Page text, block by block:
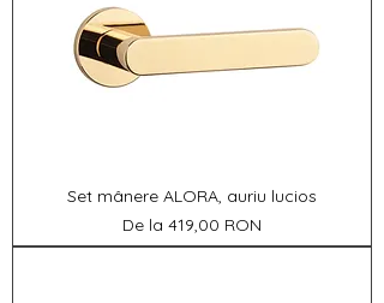
Set mânere ALORA, auriu lucios
De la 419,00 RON
Preț redus